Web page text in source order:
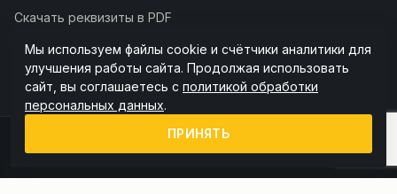
Скачать реквизиты в PDF
(Скачать договор)
Мы используем файлы cookie и счётчики аналитики для
улучшения работы сайта. Продолжая использовать
сайт, вы соглашаетесь с политикой обработки
персональных данных.
ПРИНЯТЬ